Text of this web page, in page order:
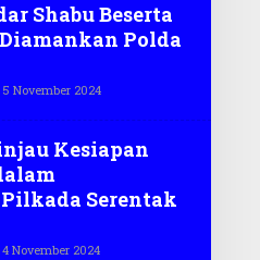
Shabu Beserta
Polda
5 November 2024O
E
T
A
S
Kesiapan
Serentak
4 November 2024O